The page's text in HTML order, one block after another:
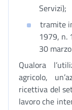
Servizi);
tramite
1979, n.
30
Qualora
agricolo,
ricettiva del
lavoro che